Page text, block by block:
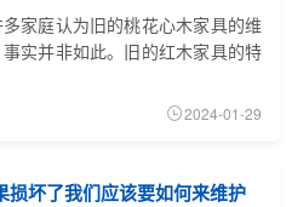
家庭认为旧的桃花心木家具的维
实并非如此。旧的红木家具的特
2024-01-29
损坏了我们应该要如何来维护